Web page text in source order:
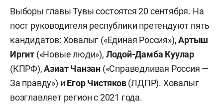
Выборы главы Тувы состоятся 20 сентября. На
пост руководителя республики претендуют пять
кандидатов: Ховалыг («Единая Россия»),Артыш
Иргит («Новые люди»), Лодой-Дамба Куулар
(КПРФ),Азиат Чанзан («Справедливая Россия —
За правду») и Егор Чистяков(ЛДПР). Ховалыг
возглавляет регион с 2021 года.